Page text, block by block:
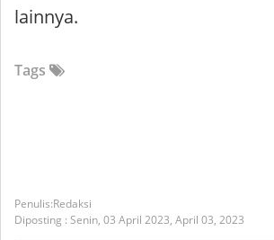
lainnya.
Tags
Redaksi
Diposting : Senin, 03 April 2023, April 03, 2023